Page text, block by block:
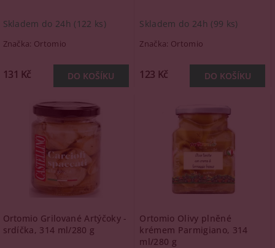
Skladem do 24h (122 ks)
Značka: Ortomio
131 Kč
Skladem do 24h (99 ks)
Značka: Ortomio
123 Kč
Ortomio Grilované Artýčoky -
srdíčka, 314 ml/280 g
Ortomio Olivy plněné
krémem Parmigiano, 314
ml/280 g